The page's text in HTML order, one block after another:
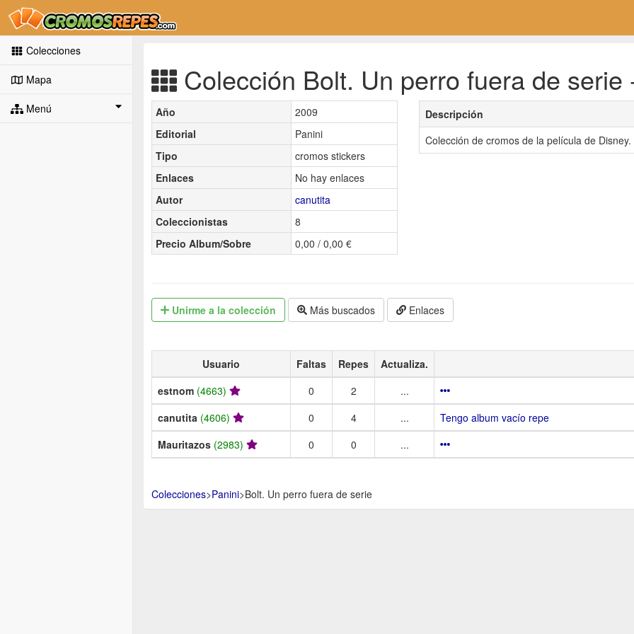
Colecciones
Mapa
Menú
Colección Bolt. Un perro fuera de serie
Año
2009
Editorial
Panini
Tipo
cromos stickers
Enlaces
No hay enlaces
Autor
canutita
Coleccionistas
8
Precio Album/Sobre
0,00 / 0,00 €
Descripción
Colección de cromos de la película de Disney.
Unirme a la colección Más buscados Enlaces
Usuario Faltas Repes Actualiza.
estnom (4663) 0 2
...
canutita (4606) 0 4 ...
Tengo album vacío repe
Mauritazos (2983) 0 0 ...
Colecciones>Panini>Bolt. Un perro fuera de serie